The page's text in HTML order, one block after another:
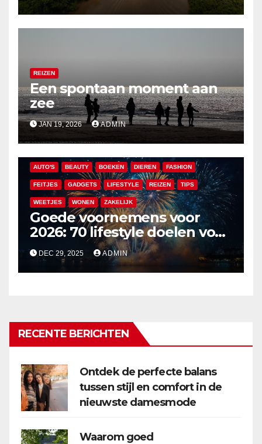
REIZEN
Een spontaan moment aan
zee
JAN 19, 2026 ADMIN
AUTO'S BEAUTY BOEKEN DIEREN FASHION
FEITJES GADGETS LIFESTYLE REIZEN TIPS
WEETJES WONEN ZAKELIJK
Goede voornemens voor
2026: 70 lifestyle doelen voor
een veelzijdig en leuk jaar
DEC 29, 2025 ADMIN
RECENTE BERICHTEN
Ontdek de perfecte balans
tussen stijl en comfort in de
nieuwste damesmode
Waarom goed